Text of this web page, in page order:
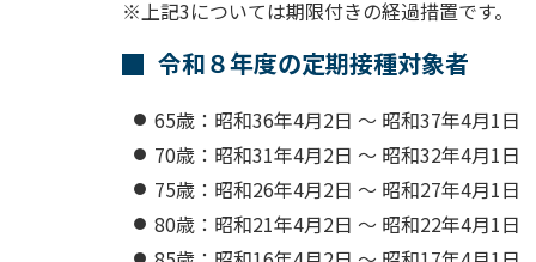
※上記3については期限付きの経過措置です。
令和８年度の定期接種対象者
65歳：昭和36年4月2日 ～ 昭和37年4月1日
70歳：昭和31年4月2日 ～ 昭和32年4月1日
75歳：昭和26年4月2日 ～ 昭和27年4月1日
80歳：昭和21年4月2日 ～ 昭和22年4月1日